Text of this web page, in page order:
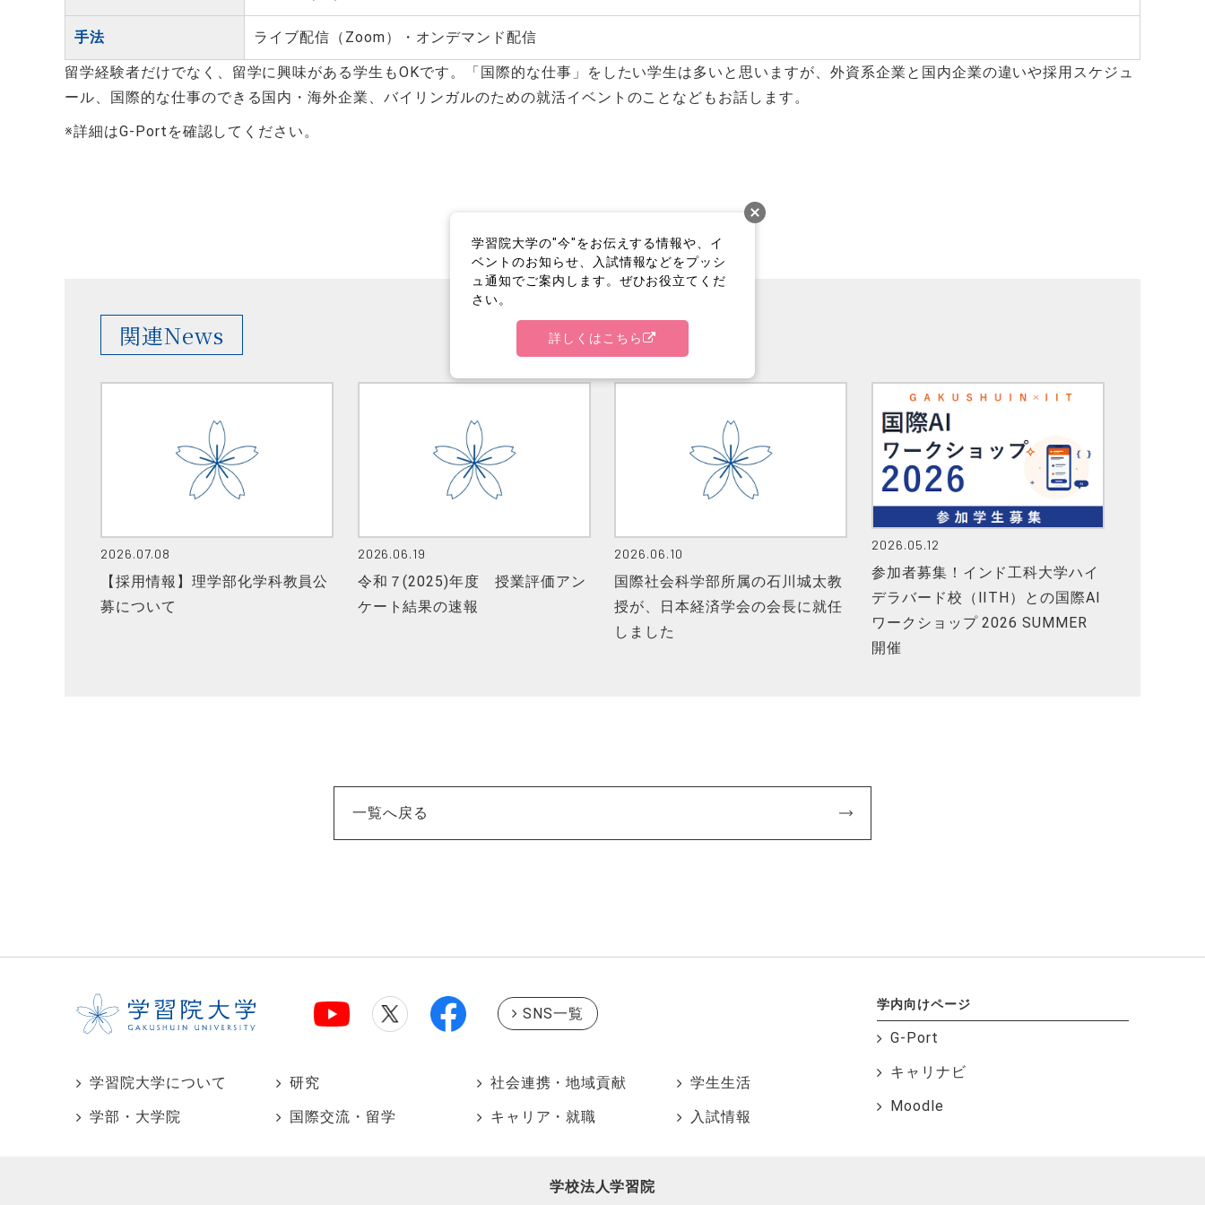
手法 ライブ配信（Zoom）・オンデマンド配信
留学経験者だけでなく、留学に興味がある学生もOKです。「国際的な仕事」をしたい学生は多いと思いますが、外資系企業と国内企業の違いや採用スケジュ
ール、国際的な仕事のできる国内・海外企業、バイリンガルのための就活イベントのことなどもお話します。
※詳細はG-Portを確認してください。
関連News
2026.07.08
【採用情報】理学部化学科教員公
募について
2026.06.19
令和７(2025)年度 授業評価アン
ケート結果の速報
2026.06.10
国際社会科学部所属の石川城太教
授が、日本経済学会の会長に就任
しました
2026.05.12
参加者募集！インド工科大学ハイ
デラバード校（IITH）との国際AI
ワークショップ 2026 SUMMER
開催
一覧へ戻る
SNS一覧
学習院大学について 研究 社会連携・地域貢献
学生生活
学部・大学院
国際交流・留学 キャリア・就職 入試情報
学内向けページ
G-Port
キャリナビ
Moodle
学校法人学習院
学習院大学の"今"をお伝えする情報や、イ
ベントのお知らせ、入試情報などをプッシ
ュ通知でご案内します。ぜひお役立てくだ
さい。
詳しくはこちら